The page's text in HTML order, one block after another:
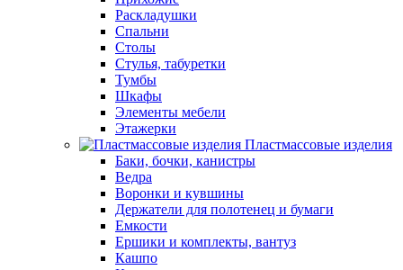
Раскладушки
Спальни
Столы
Стулья, табуретки
Тумбы
Шкафы
Элементы мебели
Этажерки
Пластмассовые изделия
Баки, бочки, канистры
Ведра
Воронки и кувшины
Держатели для полотенец и бумаги
Емкости
Ершики и комплекты, вантуз
Кашпо